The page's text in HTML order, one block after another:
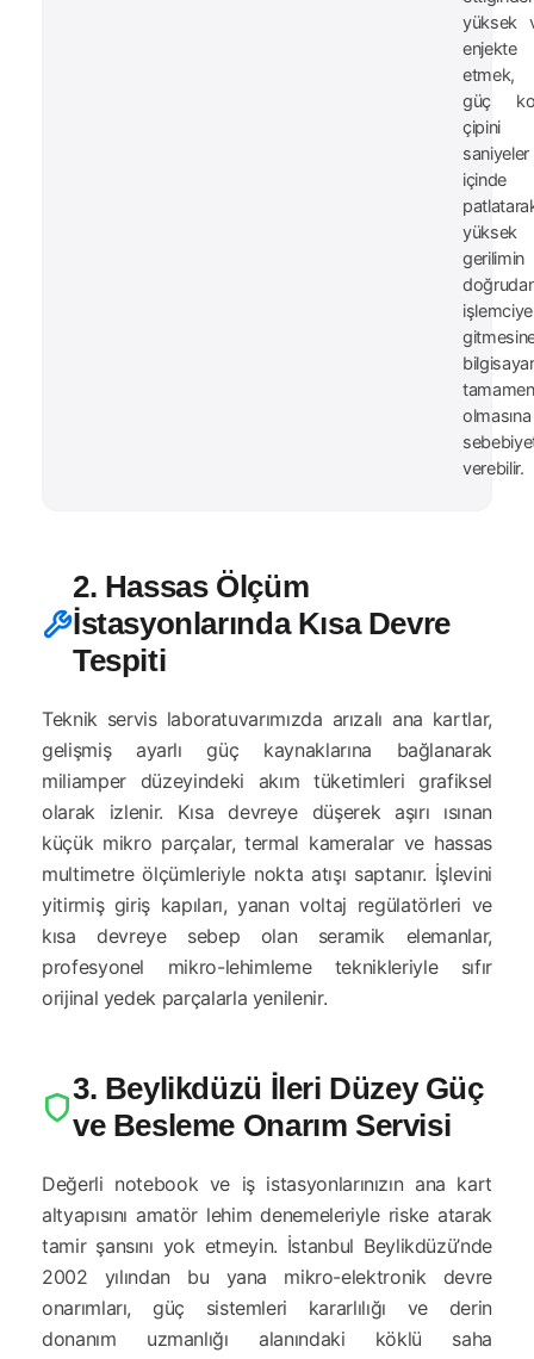
yüksek
enjekte
etmek,
güç
çipini
saniyeler
içinde
yüksek
gerilimin
işlemciye
olmasına
verebilir.
2. Hassas Ölçüm
İstasyonlarında Kısa Devre
Tespiti
Teknik servis laboratuvarımızda arızalı ana kartlar,
gelişmiş ayarlı güç kaynaklarına bağlanarak
miliamper düzeyindeki akım tüketimleri grafiksel
olarak izlenir. Kısa devreye düşerek aşırı ısınan
küçük mikro parçalar, termal kameralar ve hassas
multimetre ölçümleriyle nokta atışı saptanır. İşlevini
yitirmiş giriş kapıları, yanan voltaj regülatörleri ve
kısa devreye sebep olan seramik elemanlar,
profesyonel mikro-lehimleme teknikleriyle sıfır
orijinal yedek parçalarla yenilenir.
3. Beylikdüzü İleri Düzey Güç
ve Besleme Onarım Servisi
Değerli notebook ve iş istasyonlarınızın ana kart
altyapısını amatör lehim denemeleriyle riske atarak
tamir şansını yok etmeyin. İstanbul Beylikdüzü’nde
2002 yılından bu yana mikro-elektronik devre
onarımları, güç sistemleri kararlılığı ve derin
donanım uzmanlığı alanındaki köklü saha